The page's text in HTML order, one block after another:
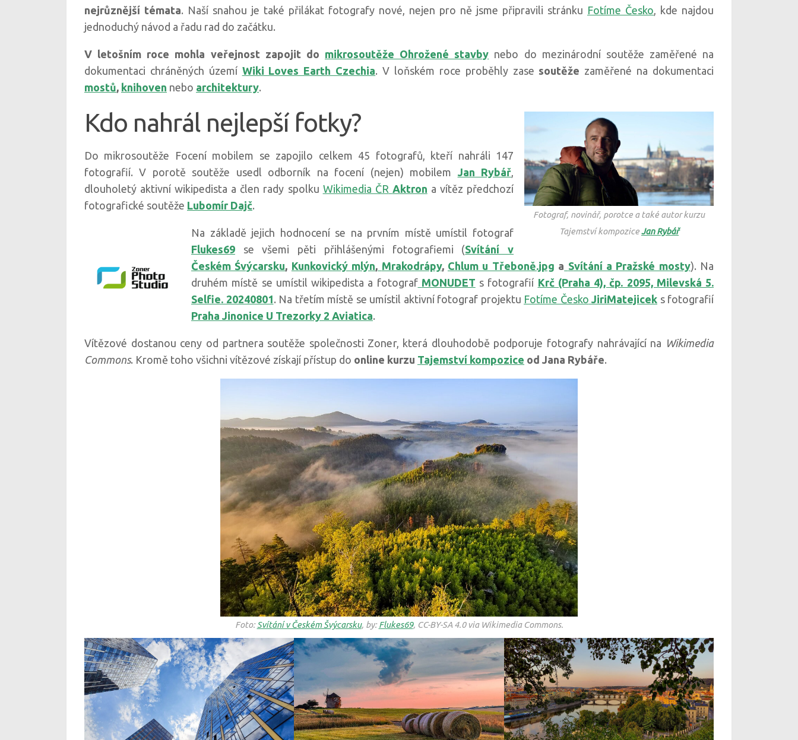
nejrůznější témata. Naší snahou je také přilákat fotografy nové, nejen pro ně jsme připravili stránku Fotíme Česko , kde najdou
jednoduchý návod a řadu rad do začátku.
V letošním roce mohla veřejnost zapojit do mikrosoutěže Ohrožené stavby nebo do mezinárodní soutěže zaměřené na
dokumentaci chráněných území Wiki Loves Earth Czechia. V loňském roce proběhly zase soutěže zaměřené na dokumentaci
mostů, knihoven nebo architektury.
Fotograf, novinář, porotce a také autor kurzu
Tajemství kompoziceJan Rybář
Kdo nahrál nejlepší fotky?
Do mikrosoutěže Focení mobilem se zapojilo celkem 45 fotografů, kteří nahráli 147
fotografií. V porotě soutěže usedl odborník na focení (nejen) mobilem Jan Rybář
dlouholetý aktivní wikipedista a člen rady spolku Wikimedia ČR Aktron a vítěz předchozí
fotografické soutěže Lubomír Dajč.
Na základě jejich hodnocení se na prvním místě umístil fotograf
Flukes69 se všemi pěti přihlášenými fotografiemi (Svítání v
Českém Śvýcarsku, Kunkovický mlýn, Mrakodrápy, Chlum u Třeboně.jpg a Svítání a Pražské mosty). Na
druhém místě se umístil wikipedista a fotograf MONUDET s fotografií Krč (Praha 4), čp. 2095, Milevská 5.
Selfie. 20240801. Na třetím místě se umístil aktivní fotograf projektu Fotíme Česko JiriMatejicek s fotografií
Praha Jinonice U Trezorky 2 Aviatica.
Vítězové dostanou ceny od partnera soutěže společnosti Zoner, která dlouhodobě podporuje fotografy nahrávající na Wikimedia
Commons. Kromě toho všichni vítězové získají přístup do online kurzu Tajemství kompozice od Jana Rybáře.
Foto: Svítání v Českém Švýcarsku, by: Flukes69, CC-BY-SA 4.0 via Wikimedia Commons.